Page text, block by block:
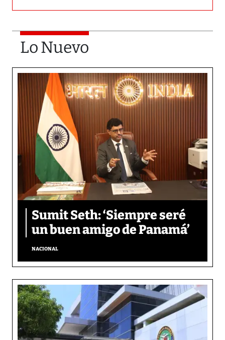
Lo Nuevo
Sumit Seth: ‘Siempre seré
un buen amigo de Panamá’
NACIONAL